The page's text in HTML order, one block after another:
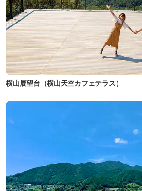
横山展望台（横山天空カフェテラス）